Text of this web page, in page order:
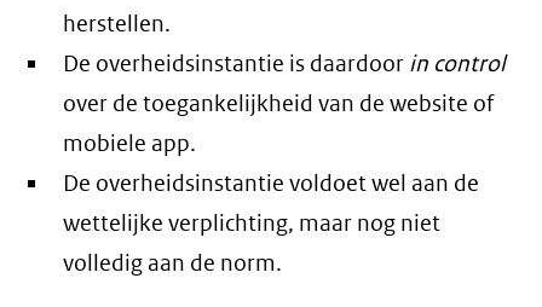
herstellen.
De overheidsinstantie is daardoor in control
over de toegankelijkheid van de website of
mobiele app.
De overheidsinstantie voldoet wel aan de
wettelijke verplichting, maar nog niet
volledig aan de norm.